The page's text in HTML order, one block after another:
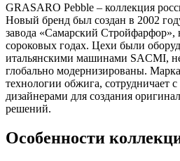
GRASARO Pebble – коллекция
Новый бренд был создан в 2002
завода «Самарский Стройфарфор»,
сороковых годах. Цехи были
итальянскими машинами SACMI,
глобально модернизированы.
технологии обжига, сотрудничает
дизайнерами для создания
решений.
Особенности